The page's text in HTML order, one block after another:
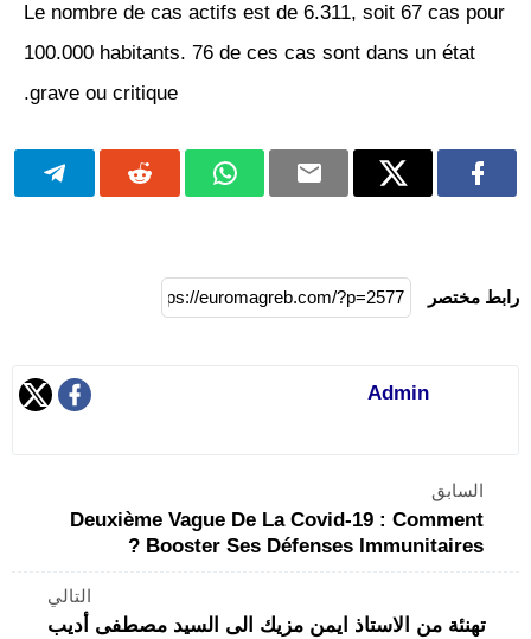
Le nombre de cas actifs est de 6.311, soit 67 cas pour
100.000 habitants. 76 de ces cas sont dans un état
grave ou critique.
رابط مختصر
Admin
السابق
Deuxième Vague De La Covid-19 : Comment
Booster Ses Défenses Immunitaires ?
التالي
تهنئة من الاستاذ ايمن مزيك الى السيد مصطفى أديب